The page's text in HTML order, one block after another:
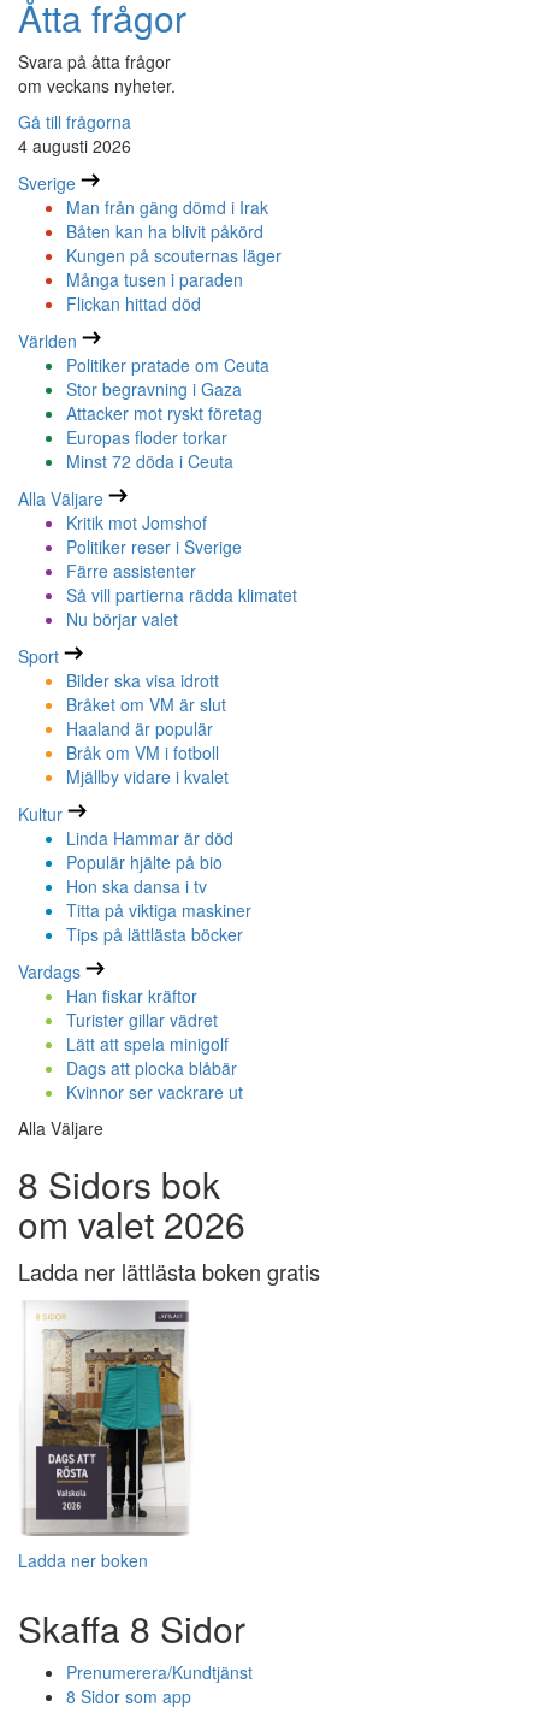
Åtta frågor
Svara på åtta frågor
om veckans nyheter.
Gå till frågorna
4 augusti 2026
Sverige
Man från gäng dömd i Irak
Båten kan ha blivit påkörd
Kungen på scouternas läger
Många tusen i paraden
Flickan hittad död
Världen
Politiker pratade om Ceuta
Stor begravning i Gaza
Attacker mot ryskt företag
Europas floder torkar
Minst 72 döda i Ceuta
Alla Väljare
Kritik mot Jomshof
Politiker reser i Sverige
Färre assistenter
Så vill partierna rädda klimatet
Nu börjar valet
Sport
Bilder ska visa idrott
Bråket om VM är slut
Haaland är populär
Bråk om VM i fotboll
Mjällby vidare i kvalet
Kultur
Linda Hammar är död
Populär hjälte på bio
Hon ska dansa i tv
Titta på viktiga maskiner
Tips på lättlästa böcker
Vardags
Han fiskar kräftor
Turister gillar vädret
Lätt att spela minigolf
Dags att plocka blåbär
Kvinnor ser vackrare ut
Alla Väljare
8 Sidors bok
om valet 2026
Ladda ner lättlästa boken gratis
Ladda ner boken
Skaffa 8 Sidor
Prenumerera/Kundtjänst
8 Sidor som app